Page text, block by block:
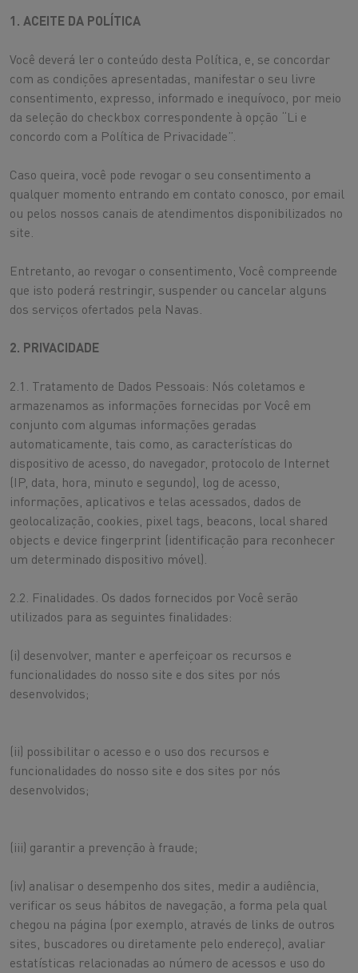
1. ACEITE DA POLÍTICA
Você deverá ler o conteúdo desta Política, e, se concordar
com as condições apresentadas, manifestar o seu livre
consentimento, expresso, informado e inequívoco, por meio
da seleção do checkbox correspondente à opção “Li e
concordo com a Política de Privacidade”.
Caso queira, você pode revogar o seu consentimento a
qualquer momento entrando em contato conosco, por email
ou pelos nossos canais de atendimentos disponibilizados no
site.
Entretanto, ao revogar o consentimento, Você compreende
que isto poderá restringir, suspender ou cancelar alguns
dos serviços ofertados pela Navas.
2. PRIVACIDADE
2.1. Tratamento de Dados Pessoais: Nós coletamos e
armazenamos as informações fornecidas por Você em
conjunto com algumas informações geradas
automaticamente, tais como, as características do
dispositivo de acesso, do navegador, protocolo de Internet
(IP, data, hora, minuto e segundo), log de acesso,
informações, aplicativos e telas acessados, dados de
geolocalização, cookies, pixel tags, beacons, local shared
objects e device fingerprint (identificação para reconhecer
um determinado dispositivo móvel).
2.2. Finalidades. Os dados fornecidos por Você serão
utilizados para as seguintes finalidades:
(i) desenvolver, manter e aperfeiçoar os recursos e
funcionalidades do nosso site e dos sites por nós
desenvolvidos;
(ii) possibilitar o acesso e o uso dos recursos e
funcionalidades do nosso site e dos sites por nós
desenvolvidos;
(iii) garantir a prevenção à fraude;
(iv) analisar o desempenho dos sites, medir a audiência,
verificar os seus hábitos de navegação, a forma pela qual
chegou na página (por exemplo, através de links de outros
sites, buscadores ou diretamente pelo endereço), avaliar
estatísticas relacionadas ao número de acessos e uso do